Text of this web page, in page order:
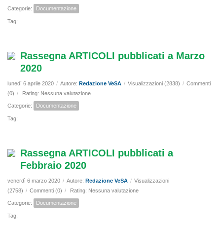
Categorie: Documentazione
Tag:
Rassegna ARTICOLI pubblicati a Marzo
2020
lunedì 6 aprile 2020 / Autore: Redazione VeSA / Visualizzazioni (2838) / Commenti
(0) / Rating: Nessuna valutazione
Categorie: Documentazione
Tag:
Rassegna ARTICOLI pubblicati a
Febbraio 2020
venerdì 6 marzo 2020 / Autore: Redazione VeSA / Visualizzazioni
(2758) / Commenti (0) / Rating: Nessuna valutazione
Categorie: Documentazione
Tag: